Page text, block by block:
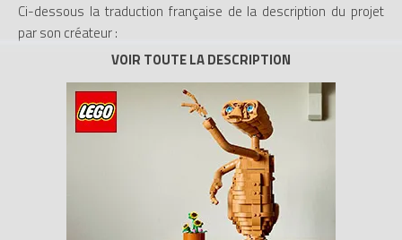
Ci-dessous la traduction française de la description du projet
par son créateur :
Cette petite sculpture cinétique est conçue pour célébrer
l'histoire et l'émerveillement du vol. Elle présente plusieurs
styles d'avions des premiers jours de l'histoire de l'aviation,
lorsque les ingénieurs et les pilotes repoussaient sans crainte
Deux des avions peuvent être montés sur le support de
mouvement et une manivelle située sur le côté peut être
tournée pour déplacer les avions d'un côté à l'autre. Les avions
s'inclinent au fur et à mesure qu'ils se déplacent, ce qui donne